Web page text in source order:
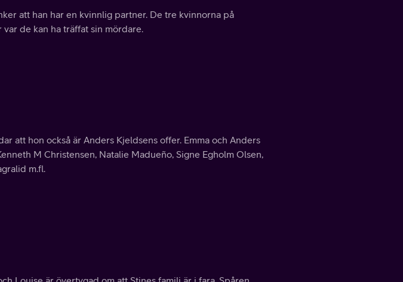
att han har en kvinnlig partner. De tre kvinnorna på
de kan ha träffat sin mördare.
att hon också är Anders Kjeldsens offer. Emma och Anders
M Christensen, Natalie Madueño, Signe Egholm Olsen,
m.fl.